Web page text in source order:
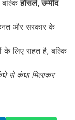
बल्किहौसले,उम्मीद
और सरकार के
के लिए राहत है, बल्कि
से कंधा मिलाकर